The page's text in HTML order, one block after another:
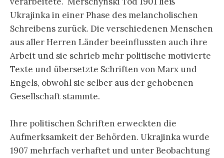
Ukrajinka in einer Phase des melancholischen
Schreibens zurück. Die verschiedenen Menschen
aus aller Herren Länder beeinflussten auch ihre
Arbeit und sie schrieb mehr politische motivierte
Texte und übersetzte Schriften von Marx und
Engels, obwohl sie selber aus der gehobenen
Gesellschaft stammte.
Ihre politischen Schriften erweckten die
Aufmerksamkeit der Behörden. Ukrajinka wurde
1907 mehrfach verhaftet und unter Beobachtung